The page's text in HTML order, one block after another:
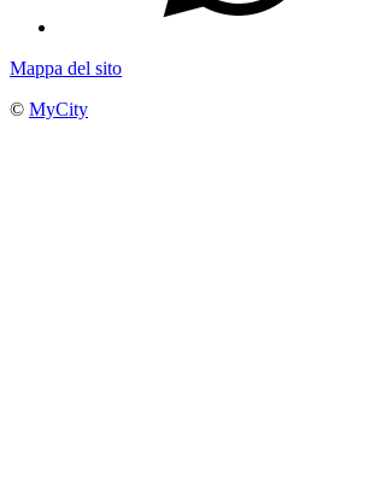
Mappa del sito
© MyCity